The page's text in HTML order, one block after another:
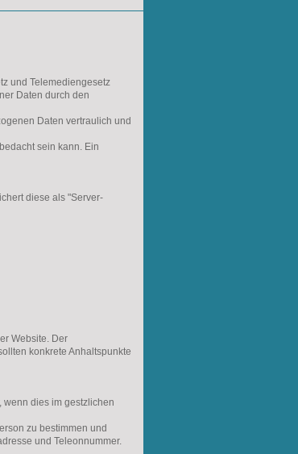
und Telemediengesetz
Daten durch den
Daten vertraulich und
sein kann. Ein
diese als "Server-
Website. Der
konkrete Anhaltspunkte
wenn dies im gestzlichen
zu bestimmen und
und Teleonnummer.